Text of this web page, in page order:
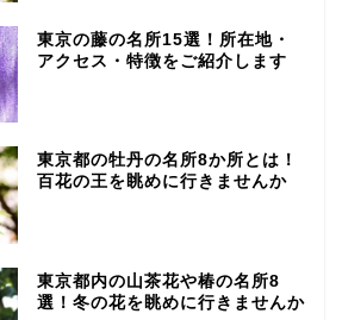
東京の藤の名所15選！所在地・
アクセス・特徴をご紹介します
東京都の牡丹の名所8か所とは！
百花の王を眺めに行きませんか
東京都内の山茶花や椿の名所8
選！冬の花を眺めに行きませんか